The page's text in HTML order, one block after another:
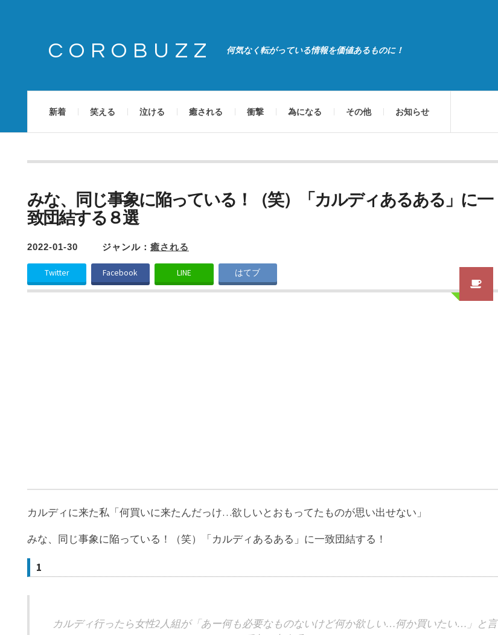
COROBUZZ 何気なく転がっている情報を価値あるものに！
新着 笑える 泣ける 癒される 衝撃 為になる その他 お知らせ
みな、同じ事象に陥っている！（笑）「カルディあるある」に一
致団結する８選
2022-01-30 ジャンル： 癒される
Twitter Facebook LINE はてブ
カルディに来た私「何買いに来たんだっけ…欲しいとおもってたものが思い出せない」
みな、同じ事象に陥っている！（笑）「カルディあるある」に一致団結する！
1
カルディ行ったら女性2人組が「あー何も必要なものないけど何か欲しい…何か買いたい…」と言